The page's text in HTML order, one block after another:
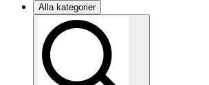
Alla kategorier